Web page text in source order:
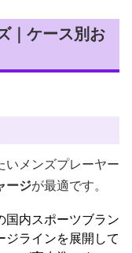
｜ケース別お
いメンズプレーヤー
ージが最適です。
国内スポーツブラン
ジラインを展開して